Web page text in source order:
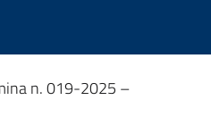
n. 019-2025 –